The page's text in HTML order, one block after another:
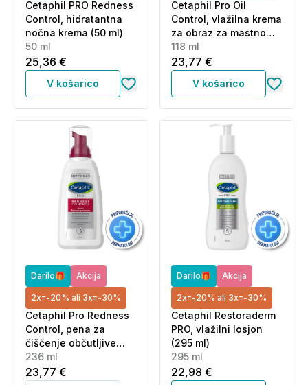
Cetaphil PRO Redness
Control, hidratantna
nočna krema (50 ml)
50 ml
25,36 €
V košarico
Cetaphil Pro Oil
Control, vlažilna krema
za obraz za mastno
kožo nagnjeno k
aknam - ZF30 (118 ml)
118 ml
23,77 €
V košarico
Darilo🎁 Akcija
2x=-20% ali 3x=-30%
Cetaphil Pro Redness
Control, pena za
čiščenje občutljive
kože nagnjene k
rozacei (236 ml)
236 ml
23,77 €
Darilo🎁 Akcija
2x=-20% ali 3x=-30%
Cetaphil Restoraderm
PRO, vlažilni losjon
(295 ml)
295 ml
22,98 €